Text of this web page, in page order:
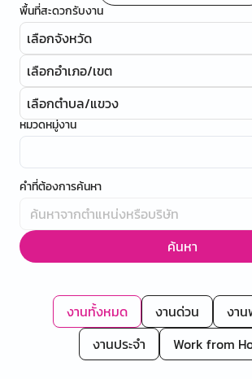
พื้นที่สะดวกรับงาน
เลือกจังหวัด
เลือกอำเภอ/เขต
เลือกตำบล/แขวง
หมวดหมู่งาน
คำที่ต้องการค้นหา
ค้นหา
งานทั้งหมด งานด่วน
งาน
งานประจำ
Work from